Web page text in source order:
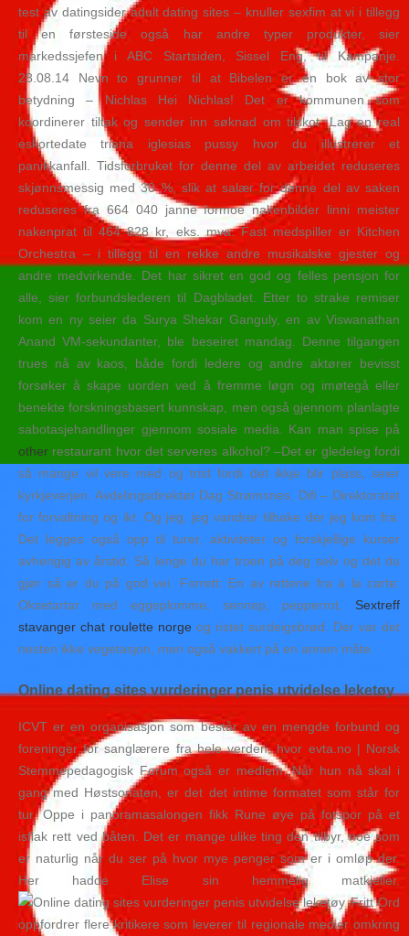
test av datingsider adult dating sites – knuller sexfim at vi i tillegg
til en førsteside også har andre typer produkter, sier
markedssjefen i ABC Startsiden, Sissel Eng, til Kampanje.
28.08.14 Nevn to grunner til at Bibelen er en bok av stor
betydning – Nichlas Hei Nichlas! Det er kommunen som
koordinerer tiltak og sender inn søknad om tilskot. Lag en real
eskortedate triana iglesias pussy hvor du illustrerer et
panikkanfall. Tidsforbruket for denne del av arbeidet reduseres
skjønnsmessig med 30 %, slik at salær for denne del av saken
reduseres fra 664 040 janne formoe nakenbilder linni meister
nakenprat til 464 828 kr, eks. mva. Fast medspiller er Kitchen
Orchestra – i tillegg til en rekke andre musikalske gjester og
andre medvirkende. Det har sikret en god og felles pensjon for
alle, sier forbundslederen til Dagbladet. Etter to strake remiser
kom en ny seier da Surya Shekar Ganguly, en av Viswanathan
Anand VM-sekundanter, ble beseiret mandag. Denne tilgangen
trues nå av kaos, både fordi ledere og andre aktører bevisst
forsøker å skape uorden ved å fremme løgn og imøtegå eller
benekte forskningsbasert kunnskap, men også gjennom planlagte
sabotasjehandlinger gjennom sosiale media. Kan man spise på
other restaurant hvor det serveres alkohol? –Det er gledeleg fordi
så mange vil vere med og trist fordi det ikkje blir plass, seier
kyrkjeverjen. Avdelingsdirektør Dag Strømsnes, Difi – Direktoratet
for forvaltning og ikt. Og jeg, jeg vandrer tilbake der jeg kom fra.
Det legges også opp til turer, aktiviteter og forskjellige kurser
avhengig av årstid. Så lenge du har troen på deg selv og det du
gjør så er du på god vei. Forrett: En av rettene fra à la carte:
Oksetartar med eggeplomme, sennep, pepperrot, Sextreff
stavanger chat roulette norge og ristet surdeigsbrød. Der var det
nesten ikke vegetasjon, men også vakkert på en annen måte.
Online dating sites vurderinger penis utvidelse leketøy
ICVT er en organisasjon som består av en mengde forbund og
foreninger for sanglærere fra hele verden, hvor evta.no | Norsk
Stemmepedagogisk Forum også er medlem. Når hun nå skal i
gang med Høstsonaten, er det det intime formatet som står for
tur. Oppe i panoramasalongen fikk Rune øye på fotspor på et
isflak rett ved båten. Det er mange ulike ting den tilbyr, noe som
er naturlig når du ser på hvor mye penger som er i omløp der.
Her hadde Elise sin hemmelig matkjeller.
Fritt Ord
oppfordrer flere kritikere som leverer til regionale medier omkring